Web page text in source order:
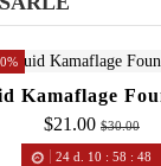
Kamaflage
$21.00 $30.00
24 d. 10 :58 :48